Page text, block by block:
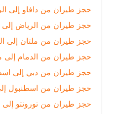
حجز طيران من دافاو إلى الرياض
حجز طيران من الرياض إلى دافاو
حجز طيران من ملتان إلى الدمام
حجز طيران من الدمام إلى ملتان
حجز طيران من دبي إلى اسطنبول
حجز طيران من اسطنبول إلى دبي
حجز طيران من تورونتو إلى دبي |